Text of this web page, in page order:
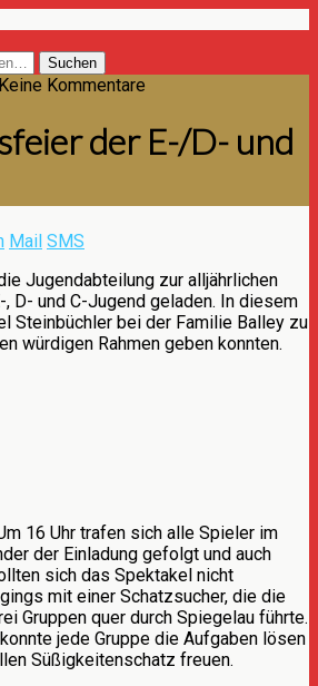
Kommentare
der E-/D- und
Mail SMS
Jugendabteilung zur alljährlichen
D- und C-Jugend geladen. In diesem
Steinbüchler bei der Familie Balley zu
würdigen Rahmen geben konnten.
16 Uhr trafen sich alle Spieler im
der Einladung gefolgt und auch
sich das Spektakel nicht
mit einer Schatzsucher, die die
Gruppen quer durch Spiegelau führte.
jede Gruppe die Aufgaben lösen
Süßigkeitenschatz freuen.